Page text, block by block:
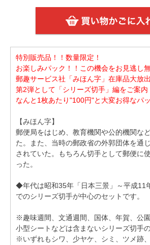
特別販売品！！数量限定！
お楽しみパック！！この機会をお見逃し無
郵趣サービス社「みほん字」在庫品大放出
第2弾として「シリーズ切手」編をご案内
なんと1枚あたり"100円"と大変お得なパ
【みほん字】
郵便局をはじめ、教育機関や公的機関な
た。また、当時の郵政省の外郭団体を通
されていた。もちろん切手として郵便に
った。
◆年代は昭和35年「日本三景」～平成11
でのシリーズ切手が中心のセットです。
※趣味週間、文通週間、国体、年賀、公
小型シートなどは含まないシリーズ切手
※いずれもシワ、少ヤケ、シミ、ツメ跡